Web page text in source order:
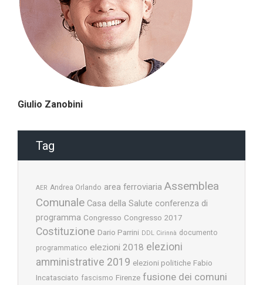
Giulio Zanobini
Tag
AER Andrea Orlando area ferroviaria Assemblea
Comunale Casa della Salute conferenza di
programma Congresso Congresso 2017
Costituzione Dario Parrini DDL Cirinnà documento
programmatico elezioni 2018 elezioni
amministrative 2019 elezioni politiche Fabio
Incatasciato fascismo Firenze fusione dei comuni